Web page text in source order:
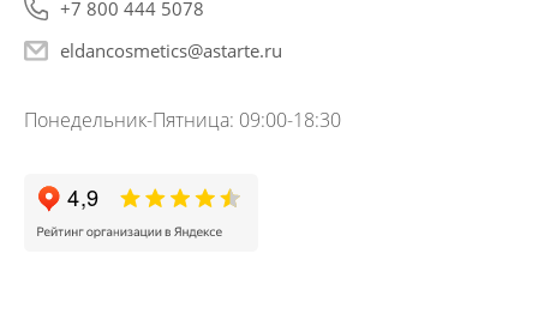
+7 800 444 5078
eldancosmetics@astarte.ru
Понедельник-Пятница: 09:00-18:30